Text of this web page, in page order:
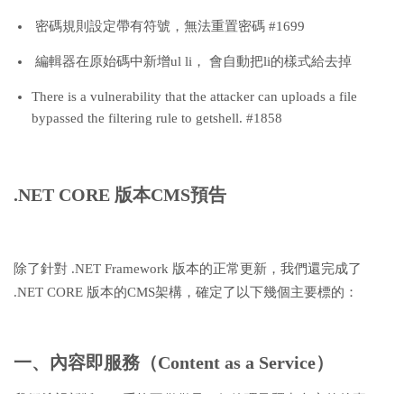
密碼規則設定帶有符號，無法重置密碼 #1699
編輯器在原始碼中新增ul li， 會自動把li的樣式給去掉
There is a vulnerability that the attacker can uploads a file
bypassed the filtering rule to getshell. #1858
.NET CORE 版本CMS預告
除了針對 .NET Framework 版本的正常更新，我們還完成了
.NET CORE 版本的CMS架構，確定了以下幾個主要標的：
一、內容即服務（Content as a Service）